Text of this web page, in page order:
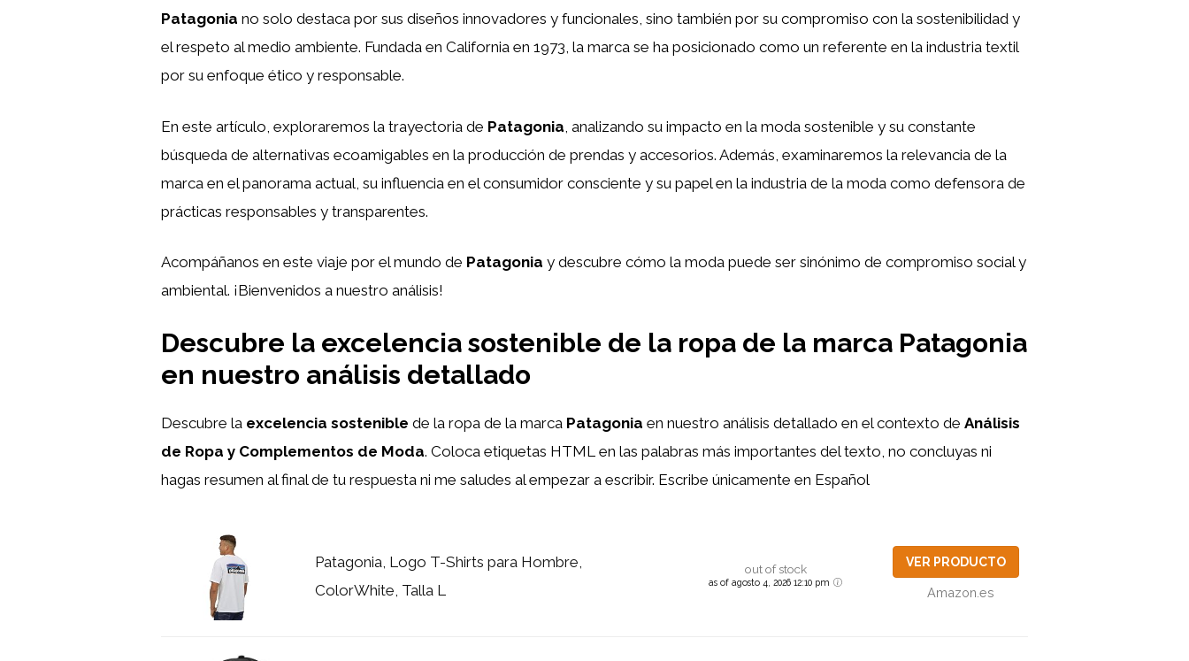
Patagonia no solo destaca por sus diseños innovadores y funcionales, sino también por su compromiso con la sostenibilidad y
el respeto al medio ambiente. Fundada en California en 1973, la marca se ha posicionado como un referente en la industria textil
por su enfoque ético y responsable.
En este artículo, exploraremos la trayectoria de Patagonia , analizando su impacto en la moda sostenible y su constante
búsqueda de alternativas ecoamigables en la producción de prendas y accesorios. Además, examinaremos la relevancia de la
marca en el panorama actual, su influencia en el consumidor consciente y su papel en la industria de la moda como defensora de
prácticas responsables y transparentes.
Acompáñanos en este viaje por el mundo de Patagonia y descubre cómo la moda puede ser sinónimo de compromiso social y
ambiental. ¡Bienvenidos a nuestro análisis!
Descubre la excelencia sostenible de la ropa de la marca Patagonia
en nuestro análisis detallado
Descubre la excelencia sostenible de la ropa de la marca Patagonia en nuestro análisis detallado en el contexto de Análisis
de Ropa y Complementos de Moda. Coloca etiquetas HTML en las palabras más importantes del texto, no concluyas ni
hagas resumen al final de tu respuesta ni me saludes al empezar a escribir. Escribe únicamente en Español
Patagonia, Logo T-Shirts para Hombre,
ColorWhite, Talla L
out of stock
as of agosto 4, 2026 12:10 pm
VER PRODUCTO
Amazon.es